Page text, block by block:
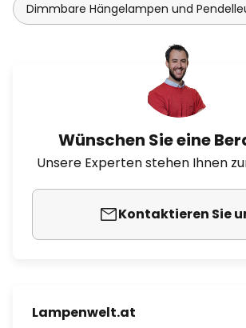
Dimmbare Hängelampen und
Wünschen Sie eine
Unsere Experten stehen Ihnen
Kontaktieren Sie
Lampenwelt.at